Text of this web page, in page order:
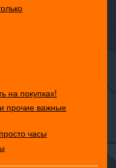
на покупках!
прочие важные
часы